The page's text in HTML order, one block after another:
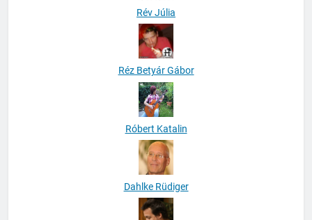
Rév Júlia
Réz Betyár Gábor
Róbert Katalin
Dahlke Rüdiger